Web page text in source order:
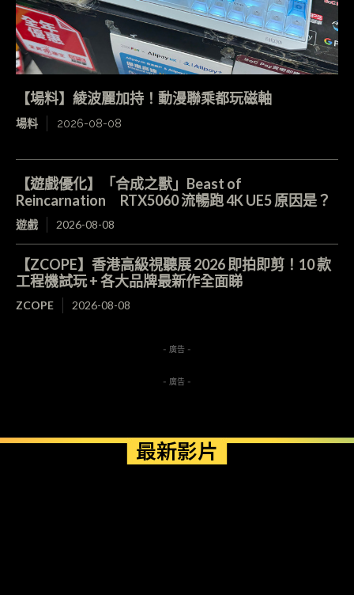
【場料】綾波麗加持！動漫聯乘都玩磁軸
場料 2026-08-08
【遊戲優化】「合成之獸」Beast of
Reincarnation RTX5060 流暢跑 4K UE5 原因是？
遊戲 2026-08-08
【ZCOPE】香港高級視聽展 2026 即拍即剪！10 款
工程機試玩 + 各大品牌最新作全面睇
ZCOPE 2026-08-08
- 廣告 -
- 廣告 -
最新影片